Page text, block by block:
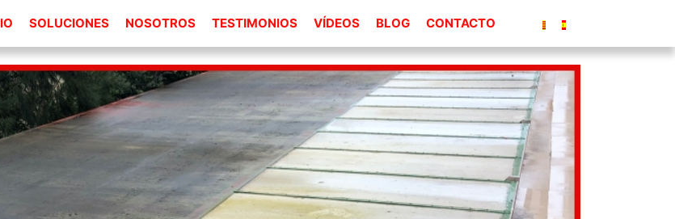
SOLUCIONES NOSOTROS TESTIMONIOS VÍDEOS BLOG CONTACTO